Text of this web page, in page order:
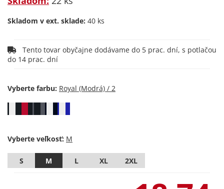
Skladom v ext. sklade: 40 ks
do 14 prac. dní
Vyberte farbu:
Vyberte veľkosť:
S M L XL 2XL